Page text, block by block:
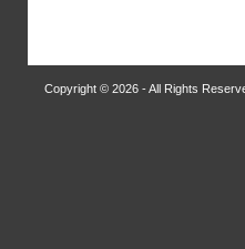
Copyright © 2026 - All Rights